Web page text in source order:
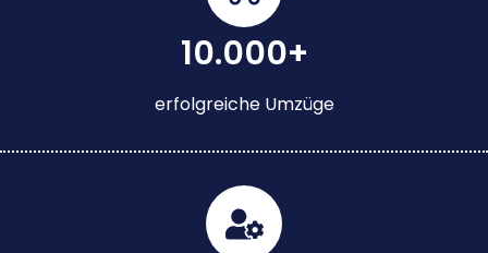
10.000+
erfolgreiche Umzüge